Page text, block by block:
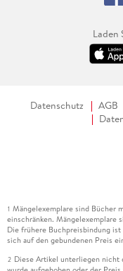
Laden
Datenschutz AGB
1 Mängelexemplare sind Bücher
einschränken. Mängelexemplare
Die frühere Buchpreisbindung ist
sich auf den gebundenen Preis
2 Diese Artikel unterliegen nicht